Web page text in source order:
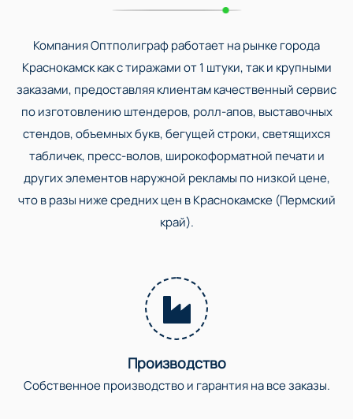
Компания Оптполиграф работает на рынке города
Краснокамск как с тиражами от 1 штуки, так и крупными
заказами, предоставляя клиентам качественный сервис
по изготовлению штендеров, ролл-апов, выставочных
стендов, объемных букв, бегущей строки, светящихся
табличек, пресс-волов, широкоформатной печати и
других элементов наружной рекламы по низкой цене,
что в разы ниже средних цен в Краснокамске (Пермский
край).
Производство
Собственное производство и гарантия на все заказы.